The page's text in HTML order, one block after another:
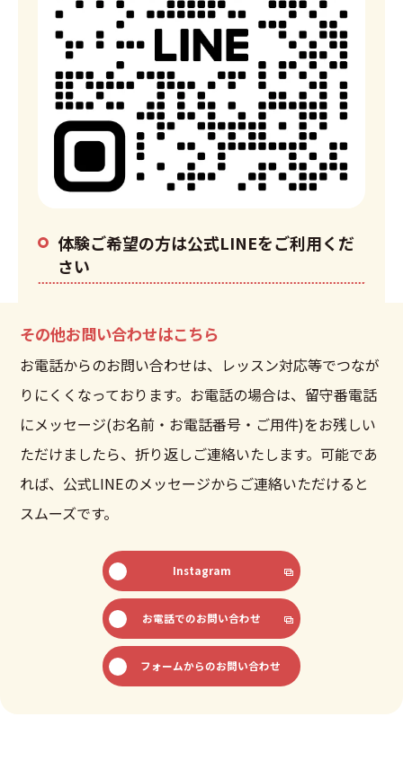
体験ご希望の方は公式LINEをご利用くだ
さい
その他お問い合わせはこちら
お電話からのお問い合わせは、レッスン対応等でつなが
りにくくなっております。お電話の場合は、留守番電話
にメッセージ(お名前・お電話番号・ご用件)をお残しい
ただけましたら、折り返しご連絡いたします。可能であ
れば、公式LINEのメッセージからご連絡いただけると
スムーズです。
Instagram
お電話でのお問い合わせ
フォームからのお問い合わせ